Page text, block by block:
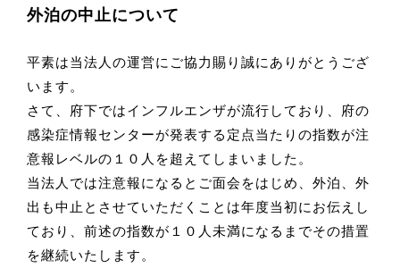
外泊の中止について
平素は当法人の運営にご協力賜り誠にありがとうござ
います。
さて、府下ではインフルエンザが流行しており、府の
感染症情報センターが発表する定点当たりの指数が注
意報レベルの１０人を超えてしまいました。
当法人では注意報になるとご面会をはじめ、外泊、外
出も中止とさせていただくことは年度当初にお伝えし
ており、前述の指数が１０人未満になるまでその措置
を継続いたします。